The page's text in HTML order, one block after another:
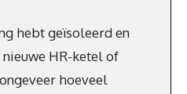
hebt geïsoleerd en
HR-ketel of
hoeveel